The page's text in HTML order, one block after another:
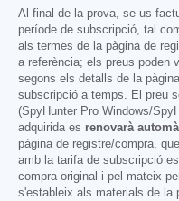
Al final de la prova, se us
període de subscripció, tal
als termes de la pàgina de
a referència; els preus poden
segons els detalls de la
subscripció a temps. El preu
(SpyHunter Pro Windows/
adquirida es renovarà
pàgina de registre/compra,
amb la tarifa de subscripció
compra original i pel mateix
s'estableix als materials de la